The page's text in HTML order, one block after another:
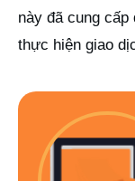
này đã cung
thực hiện giao